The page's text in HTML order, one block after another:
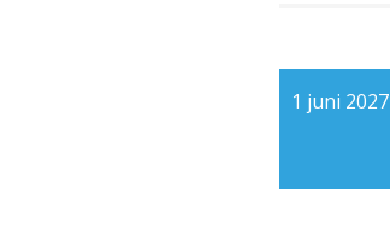
1 juni 2027